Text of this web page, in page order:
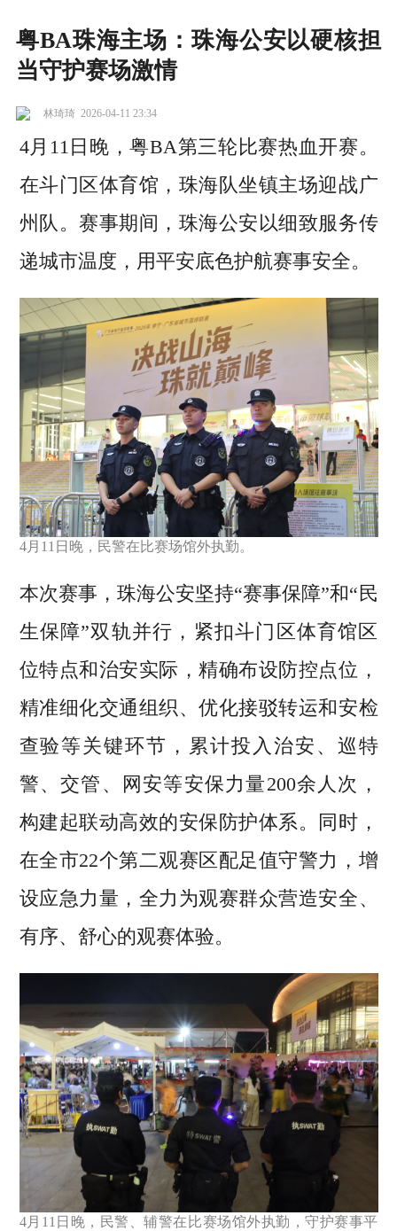
粤BA珠海主场：珠海公安以硬核担
当守护赛场激情
林琦琦 2026-04-11 23:34
4月11日晚，粤BA第三轮比赛热血开赛。
在斗门区体育馆，珠海队坐镇主场迎战广
州队。赛事期间，珠海公安以细致服务传
递城市温度，用平安底色护航赛事安全。
4月11日晚，民警在比赛场馆外执勤。
本次赛事，珠海公安坚持“赛事保障”和“民
生保障”双轨并行，紧扣斗门区体育馆区
位特点和治安实际，精确布设防控点位，
精准细化交通组织、优化接驳转运和安检
查验等关键环节，累计投入治安、巡特
警、交管、网安等安保力量200余人次，
构建起联动高效的安保防护体系。同时，
在全市22个第二观赛区配足值守警力，增
设应急力量，全力为观赛群众营造安全、
有序、舒心的观赛体验。
4月11日晚，民警、辅警在比赛场馆外执勤，守护赛事平